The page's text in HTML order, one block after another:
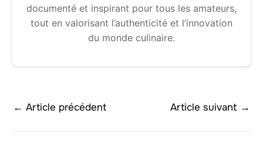
documenté et inspirant pour tous les amateurs,
tout en valorisant l’authenticité et l’innovation
du monde culinaire.
← Article précédent Article suivant →